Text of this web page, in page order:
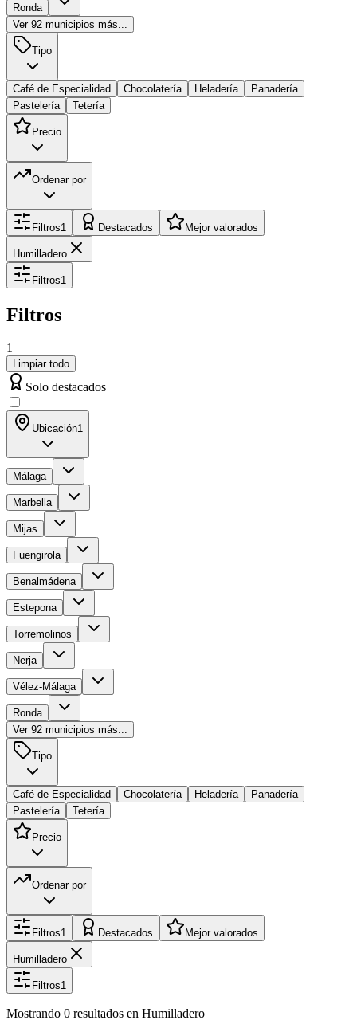
Ronda
Ver 92 municipios más...
Tipo
Café de Especialidad Chocolatería Heladería
Panadería
Pastelería
Tetería
Precio
Ordenar por
Filtros1 Destacados Mejor valorados
Humilladero
Filtros1
Filtros
1
Limpiar todo
Solo destacados
Ubicación1
Málaga
Marbella
Mijas
Fuengirola
Benalmádena
Estepona
Torremolinos
Nerja
Vélez-Málaga
Ronda
Ver 92 municipios más...
Tipo
Café de Especialidad Chocolatería Heladería
Panadería
Pastelería
Tetería
Precio
Ordenar por
Filtros1 Destacados Mejor valorados
Humilladero
Filtros1
Mostrando 0 resultados en Humilladero